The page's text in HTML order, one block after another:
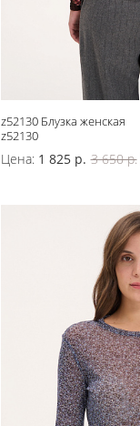
z52130 Блузка женская
z52130
Цена: 1 825 р. 3 650 р.